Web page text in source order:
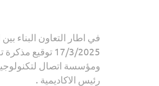
في اطار التعاون البناء
17/3/2025
ومؤسسة اتصال
رئيس الاكاديمية .